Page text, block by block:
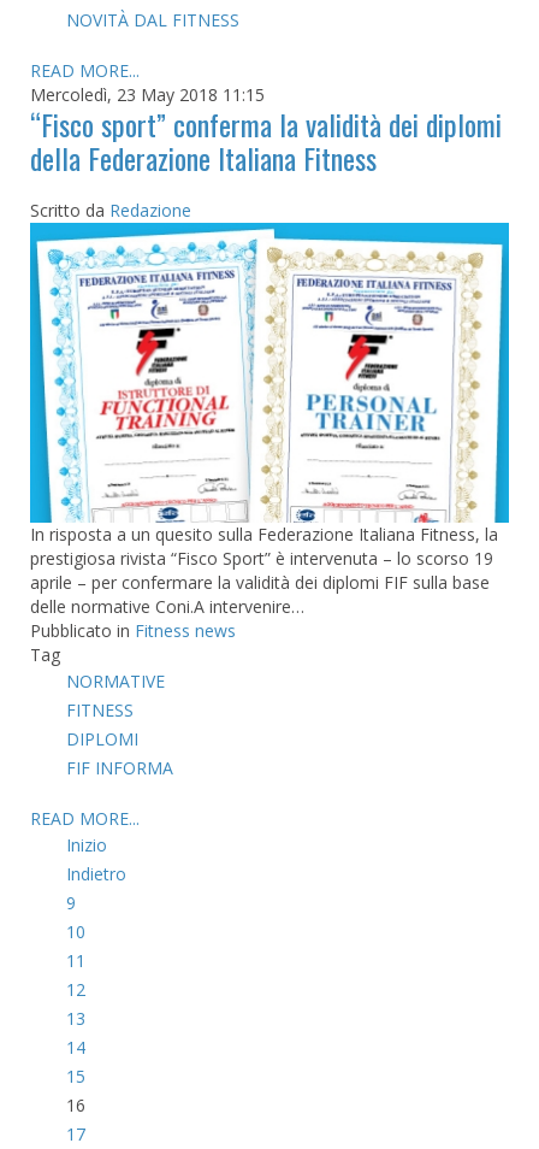
NOVITÀ DAL FITNESS
READ MORE...
Mercoledì, 23 May 2018 11:15
“Fisco sport” conferma la validità dei diplomi
della Federazione Italiana Fitness
Scritto da Redazione
In risposta a un quesito sulla Federazione Italiana Fitness, la
prestigiosa rivista “Fisco Sport” è intervenuta – lo scorso 19
aprile – per confermare la validità dei diplomi FIF sulla base
delle normative Coni.A intervenire…
Pubblicato in Fitness news
Tag
NORMATIVE
FITNESS
DIPLOMI
FIF INFORMA
READ MORE...
Inizio
Indietro
9
10
11
12
13
14
15
16
17